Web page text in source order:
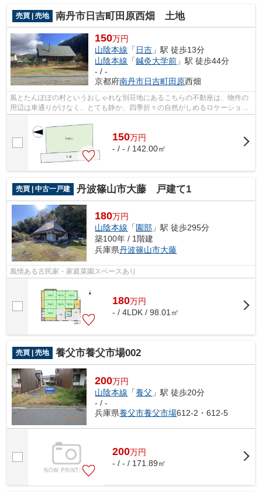
売買 | 売地 南丹市日吉町田原西畑 土地
150万円
山陰本線 「日吉 」駅 徒歩13分
山陰本線 「鍼灸大学前 」駅 徒歩44分
- / -
京都府南丹市日吉町田原西畑
風とたんぽぽの村というおしゃれな別荘地にあるこちらの不動座は、物件の
用辺は車通りがけなく、とても静か、四季折々の自然がしめるロケーション
で、特に初更には転手を流れる田川で...
150万円
- / - / 142.00㎡
売買 | 中古一戸建 丹波篠山市大藤 戸建て1
180万円
山陰本線 「園部 」駅 徒歩295分
築100年 / 1階建
兵庫県丹波篠山市大藤
風情ある古民家・家庭菜園スペースあり
180万円
- / 4LDK / 98.01㎡
売買 | 売地 養父市養父市場002
200万円
山陰本線 「養父 」駅 徒歩20分
- / -
兵庫県養父市養父市場612-2・612-5
200万円
- / - / 171.89㎡